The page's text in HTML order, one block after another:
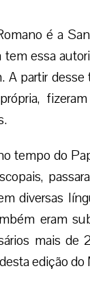
é a
essa
partir
tempo do
diversas
eram
mais de
edição do